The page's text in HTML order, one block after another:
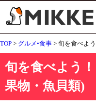
TOP > グルメ•食事 > 旬を食べよ
旬を食べよう
果物・魚貝類)